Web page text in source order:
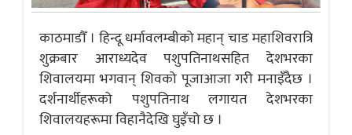
काठमाडौँ । हिन्दू धर्मावलम्बीको महान् चाड महाशिवरात्रि
शुक्रबार आराध्यदेव पशुपतिनाथसहित देशभरका
शिवालयमा भगवान् शिवको पूजाआजा गरी मनाइँदैछ ।
दर्शनार्थीहरूको पशुपतिनाथ लगायत देशभरका
शिवालयहरूमा विहानैदेखि घुइँचो छ ।